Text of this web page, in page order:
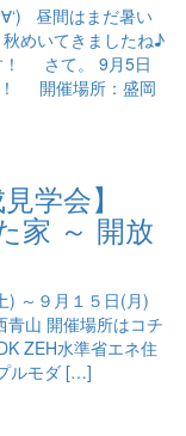
昼間はまだ暑い
めいてきましたね♪
！ さて。 9月5日
！ 開催場所：盛岡
学会】
家 ～ 開放
～９月１５日(月)
青山 開催場所はコチ
ZEH水準省エネ住
ルモダ […]